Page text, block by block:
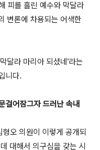
피를 흘린 예수와 막달라
변론에 차용되는 어색한
달라 마리아 되셨네'라는
니다.
어잠그자 드러난 속내
오 의원이 이렇게 공개되
대해서 의구심을 갖는 시